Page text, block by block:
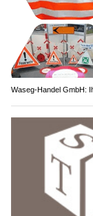
Waseg-Handel GmbH: